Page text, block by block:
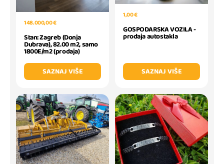
148.000,00 €
Stan: Zagreb (Donja
Dubrava), 82.00 m2, samo
1800E/m2 (prodaja)
SAZNAJ VIŠE
1,00 €
GOSPODARSKA VOZILA -
prodaja autostakla
SAZNAJ VIŠE